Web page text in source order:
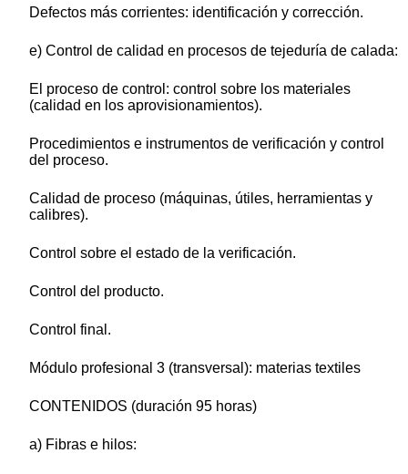
Defectos más corrientes: identificación y corrección.
e) Control de calidad en procesos de tejeduría de calada:
El proceso de control: control sobre los materiales
(calidad en los aprovisionamientos).
Procedimientos e instrumentos de verificación y control
del proceso.
Calidad de proceso (máquinas, útiles, herramientas y
calibres).
Control sobre el estado de la verificación.
Control del producto.
Control final.
Módulo profesional 3 (transversal): materias textiles
CONTENIDOS (duración 95 horas)
a) Fibras e hilos: